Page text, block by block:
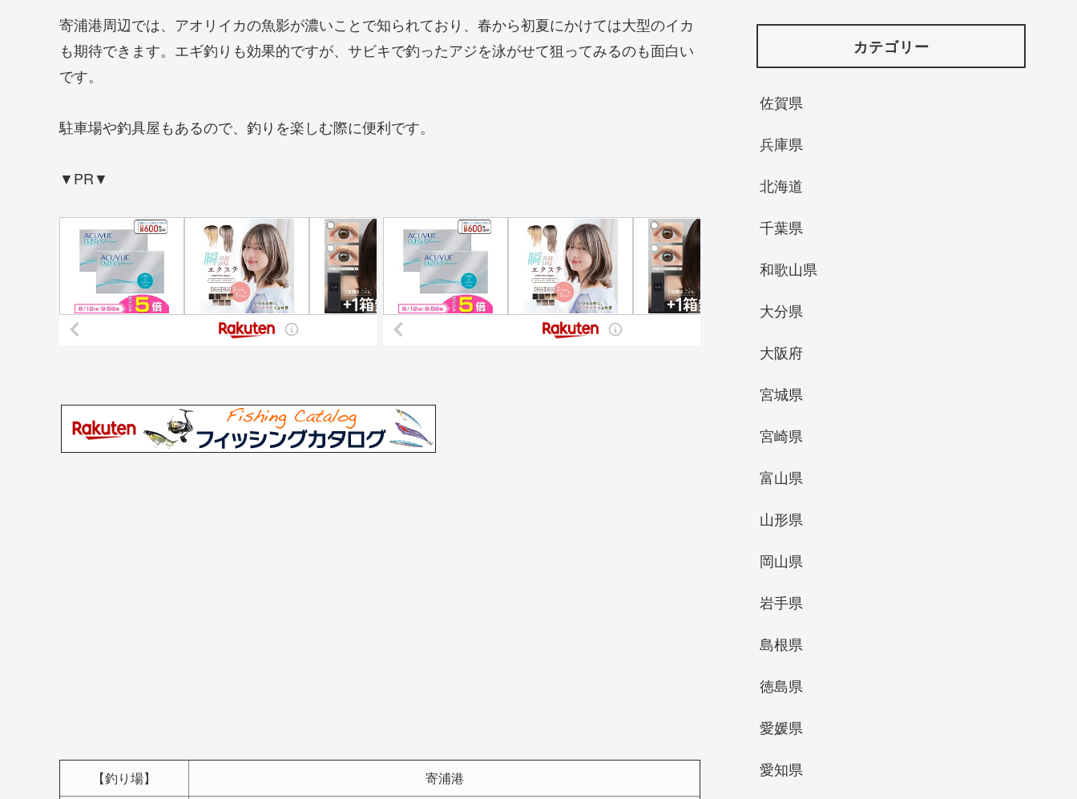
寄浦港周辺では、アオリイカの魚影が濃いことで知られており、春から初夏にかけては大型のイカ
も期待できます。エギ釣りも効果的ですが、サビキで釣ったアジを泳がせて狙ってみるのも面白い
です。
駐車場や釣具屋もあるので、釣りを楽しむ際に便利です。
▼PR▼
【釣り場】
寄浦港
カテゴリー
佐賀県
兵庫県
北海道
千葉県
和歌山県
大分県
大阪府
宮城県
宮崎県
富山県
山形県
岡山県
岩手県
島根県
徳島県
愛媛県
愛知県